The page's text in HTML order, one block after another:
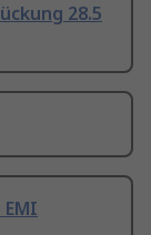
28.5